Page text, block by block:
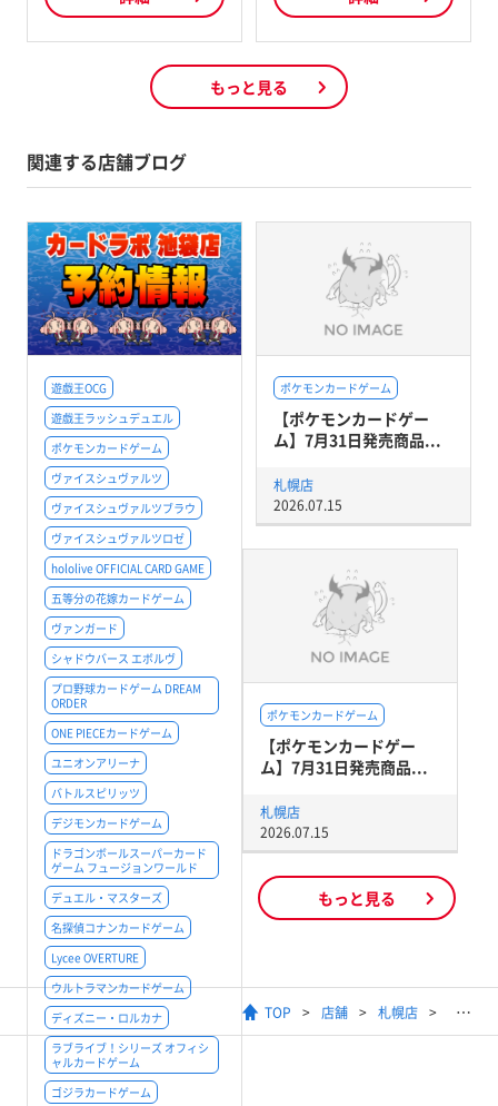
もっと見る
関連する店舗ブログ
遊戯王OCG
遊戯王ラッシュデュエル
ポケモンカードゲーム
ヴァイスシュヴァルツ
ヴァイスシュヴァルツブラウ
ヴァイスシュヴァルツロゼ
hololive OFFICIAL CARD GAME
五等分の花嫁カードゲーム
ヴァンガード
シャドウバース エボルヴ
プロ野球カードゲーム DREAM
ORDER
ONE PIECEカードゲーム
ユニオンアリーナ
バトルスピリッツ
デジモンカードゲーム
ドラゴンボールスーパーカード
ゲーム フュージョンワールド
デュエル・マスターズ
名探偵コナンカードゲーム
Lycee OVERTURE
ウルトラマンカードゲーム
ディズニー・ロルカナ
ラブライブ！シリーズ オフィシ
ャルカードゲーム
ゴジラカードゲーム
ポケモンカードゲーム
【ポケモンカードゲー
ム】7月31日発売商品...
札幌店
2026.07.15
ポケモンカードゲーム
【ポケモンカードゲー
ム】7月31日発売商品...
札幌店
2026.07.15
もっと見る
TOP 店舗 札幌店